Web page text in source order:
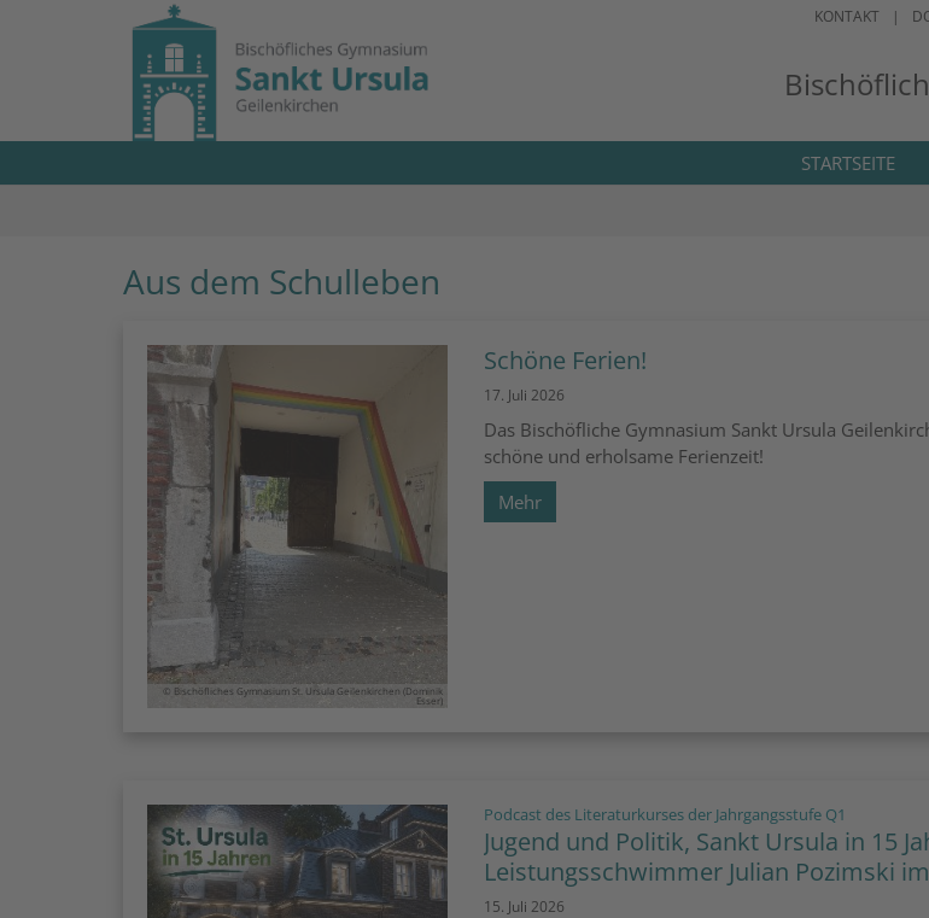
KONTAKT
STARTSEITE
Aus dem Schulleben
© Bischöfliches Gymnasium St. Ursula Geilenkirchen (Dominik
Esser)
Schöne Ferien!
17. Juli 2026
Das Bischöfliche Gymnasium Sankt Ursula
schöne und erholsame Ferienzeit!
Mehr
Podcast des Literaturkurses der Jahrgangsstufe Q1
Jugend und Politik, Sankt Ursula in 15
Leistungsschwimmer Julian Pozimski
15. Juli 2026